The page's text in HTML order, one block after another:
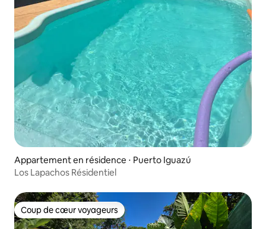
Appartement en résidence ⋅ Puerto Iguazú
Los Lapachos Résidentiel
Coup de cœur voyageurs
Coup de cœur voyageurs